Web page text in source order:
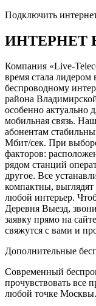
Подключить
ИНТЕРНЕТ В
Компания «Live-
время стала лидером
беспроводному
района
особенно актуально
мобильная связь.
абонентам
Мбит/сек. При
факторов:
рядом станций
другое. Все
компактны,
любой интерьер.
Деревня Выезд,
заявку прямо на
свяжутся с вами и
Дополнительные
Современный
прочувствовать все
любой точке Москвы.